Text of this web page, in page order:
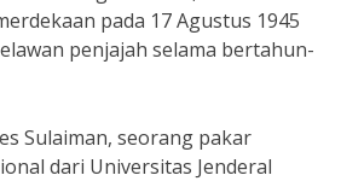
pada 17 Agustus 1945
penjajah selama bertahun-
Sulaiman, seorang pakar
dari Universitas Jenderal